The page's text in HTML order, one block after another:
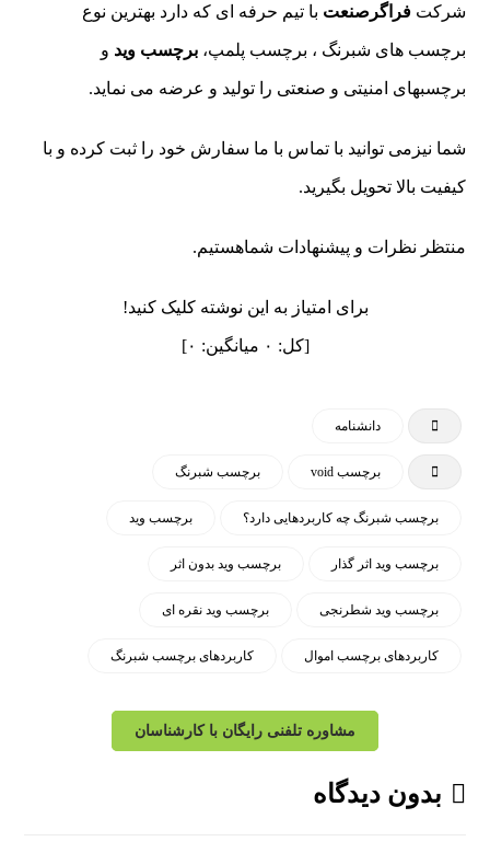
شرکتفراگرصنعت با تیم حرفه ای که دارد بهترین نوع
برچسب های شبرنگ ، برچسب پلمپ،برچسب وید و
برچسبهای امنیتی و صنعتی را تولید و عرضه می نماید.
شما نیزمی توانید با تماس با ما سفارش خود را ثبت کرده و با
کیفیت بالا تحویل بگیرید.
منتظر نظرات و پیشنهادات شماهستیم.
برای امتیاز به این نوشته کلیک کنید!
[کل: ۰ میانگین: ۰]
دانشنامه
برچسب void برچسب شبرنگ
برچسب شبرنگ چه کاربردهایی دارد؟ برچسب وید
برچسب وید اثر گذار برچسب وید بدون اثر
برچسب وید شطرنجی برچسب وید نقره ای
کاربردهای برچسب اموال کاربردهای برچسب شبرنگ
مشاوره تلفنی رایگان با کارشناسان
بدون دیدگاه